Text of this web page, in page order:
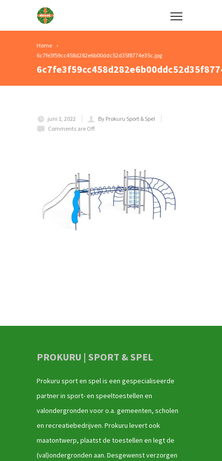
Home
6c7fe3f59cc458d282e6b00ddc52d35f8774e35c.jpg
juni 1, 2022
By Prokuru Sport & Spel
Comments are Off
PROKURU | SPORT & SPEL
Prokuru sport en spel is een gespecialiseerde
partner in sport- en speeltoestellen en
valondergronden voor o.a. gemeenten, scholen
en recreatiebedrijven. Prokuru levert ook
maatontwerp, plaatst de toestellen en legt de
(val)ondergronden aan. Desgewenst verzorgen